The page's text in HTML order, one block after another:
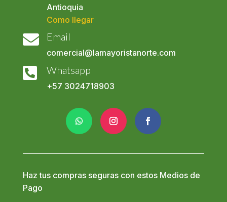
Antioquia
Como llegar
 Email
comercial@lamayoristanorte.com
 Whatsapp
+57 3024718903
Haz tus compras seguras con estos Medios de
Pago